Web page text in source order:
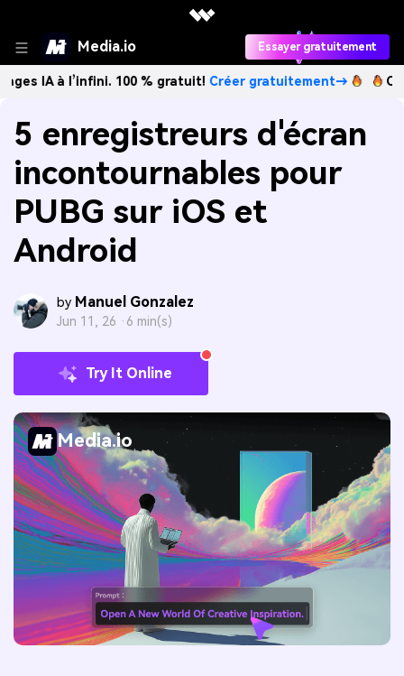
Media.io Essayer gratuitement
100 % gratuit!Créer gratuitement→ Créez des
5 enregistreurs d'écran
incontournables pour
PUBG sur iOS et
Android
by Manuel Gonzalez
Jun 11, 26 · 6 min(s)
Try It Online
Media.io